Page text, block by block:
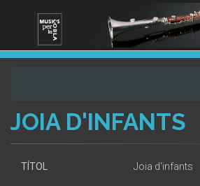
JOIA D'INFANTS
TÍTOL Joia d'infants